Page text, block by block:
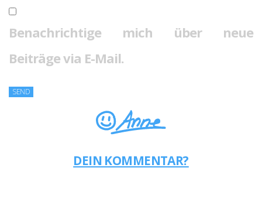
Benachrichtige mich über neue
Beiträge via E-Mail.
DEIN KOMMENTAR?